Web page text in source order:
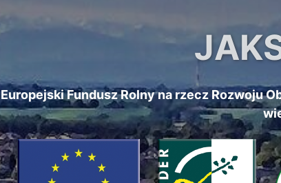
Europejski Fundusz Rolny na rzecz Rozwoju